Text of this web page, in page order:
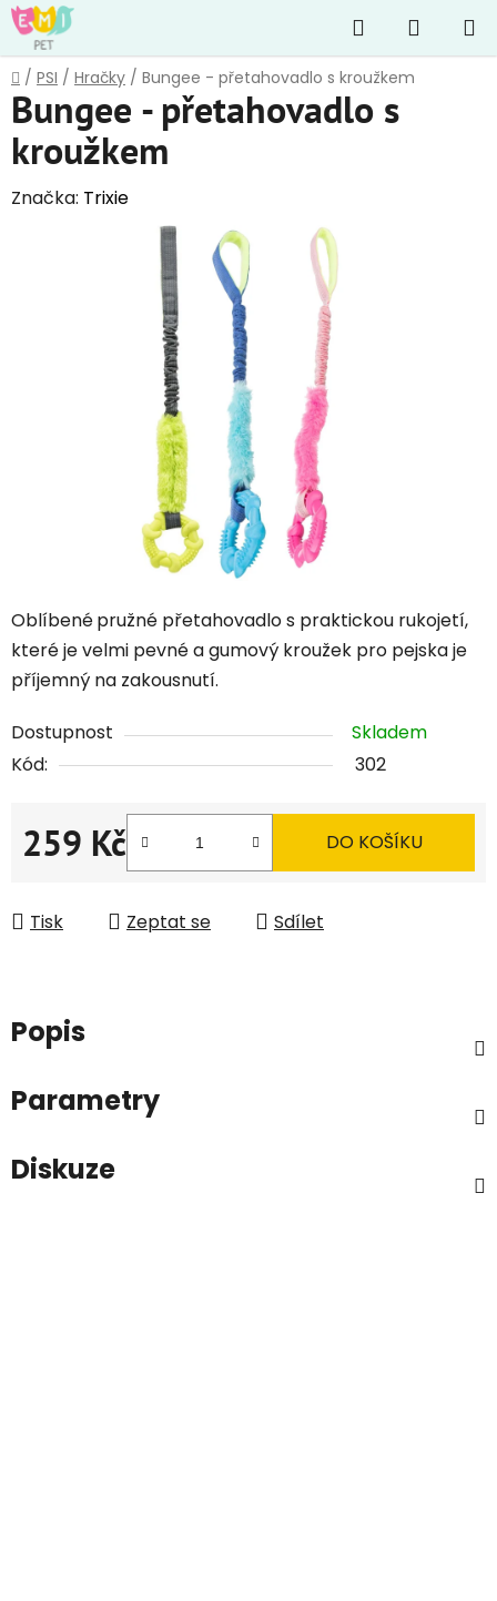
Přejít
na
obsah
Hledat
KOŠÍK
Domů
/ PSI / Hračky / Bungee - přetahovadlo s kroužkem
Oblíbenépružné přetahovadlo s praktickou rukojetí,
které je velmi pevné a gumový kroužek pro pejska je
příjemný na zakousnutí.
Dostupnost
Skladem
Kód:
302
259 Kč
Měrná cena:
DO KOŠÍKU
Tisk Zeptat se Sdílet
Bungee - přetahovadlo s
kroužkem
Značka: Trixie
Popis
Parametry
Diskuze